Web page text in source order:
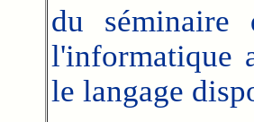
du
l'informatique
le langage